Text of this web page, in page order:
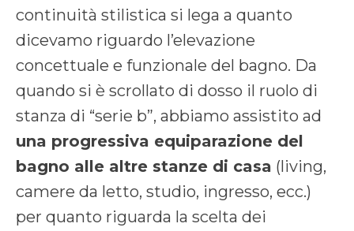
continuità stilistica si lega a quanto
dicevamo riguardo l’elevazione
concettuale e funzionale del bagno. Da
quando si è scrollato di dosso il ruolo di
stanza di “serie b”, abbiamo assistito ad
una progressiva equiparazione del
bagno alle altre stanze di casa (living,
camere da letto, studio, ingresso, ecc.)
per quanto riguarda la scelta dei